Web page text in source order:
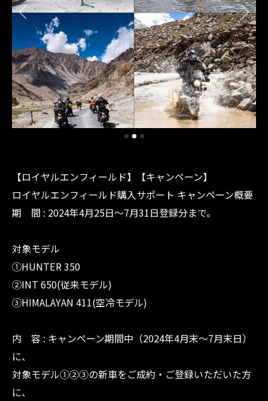
【ロイヤルエンフィールド】【キャンペーン】
ロイヤルエンフィールド購入サポート キャンペーン概要
期 間 : 2024年4月25日〜7月31日登録分まで。
対象モデル
①HUNTER 350
②INT 650(従来モデル)
③HIMALAYAN 411(空冷モデル)
内 容 : キャンペーン期間中（2024年4月末〜7月末日）
に、
対象モデル①②③の新車をご成約・ご登録いただいた方
に、